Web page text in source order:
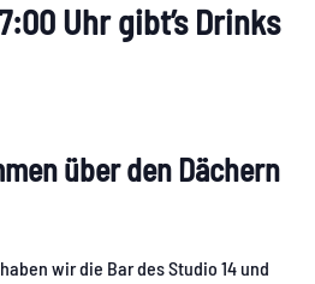
Uhr gibt’s Drinks
über den Dächern
wir die Bar des Studio 14 und